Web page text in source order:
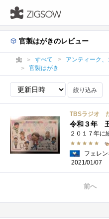
官製はがきのレビュー
すべて アンティーク
官製はがき
絞り込み
TBSラジオ
フェレ
2021/01/07
前へ